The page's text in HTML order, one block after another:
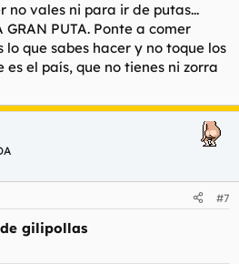
no vales ni para ir de putas...
GRAN PUTA. Ponte a comer
lo que sabes hacer y no toque los
es el país, que no tienes ni zorra
#7
gilipollas